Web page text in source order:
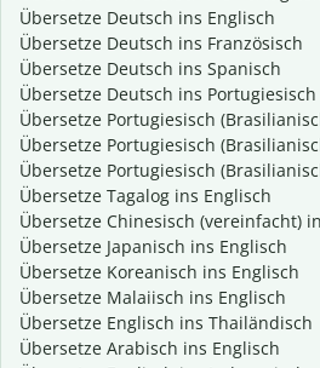
Übersetze Deutsch ins Englisch
Übersetze Deutsch ins Französisch
Übersetze Deutsch ins Spanisch
Übersetze Deutsch ins
Übersetze Portugiesisch
Übersetze Portugiesisch
Übersetze Portugiesisch
Übersetze Tagalog ins Englisch
Übersetze Chinesisch (vereinfacht)
Übersetze Japanisch ins Englisch
Übersetze Koreanisch ins Englisch
Übersetze Malaiisch ins Englisch
Übersetze Englisch ins Thailändisch
Übersetze Arabisch ins Englisch